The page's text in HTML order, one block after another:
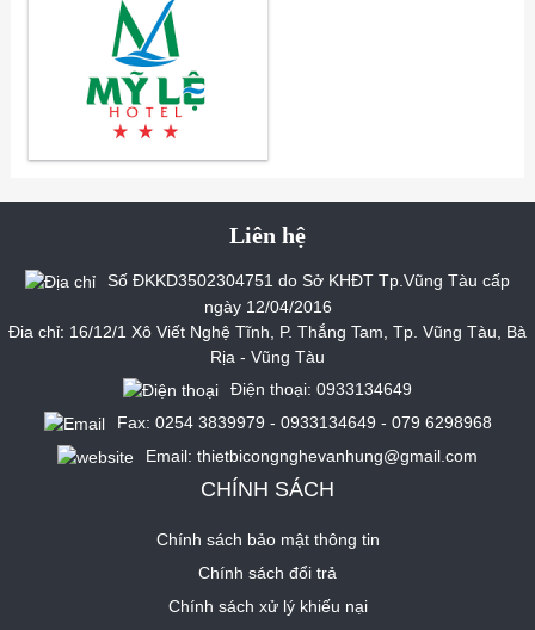
Liên hệ
Số ĐKKD3502304751 do Sở KHĐT Tp.Vũng Tàu cấp
ngày 12/04/2016
Đia chỉ: 16/12/1 Xô Viết Nghệ Tĩnh, P. Thắng Tam, Tp. Vũng Tàu, Bà
Rịa - Vũng Tàu
Điện thoại: 0933134649
Fax: 0254 3839979 - 0933134649 - 079 6298968
Email: thietbicongnghevanhung@gmail.com
CHÍNH SÁCH
Chính sách bảo mật thông tin
Chính sách đổi trả
Chính sách xử lý khiếu nại